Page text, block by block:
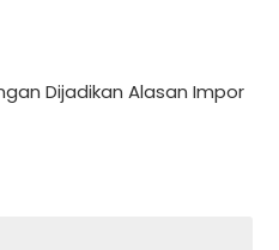
Dijadikan Alasan Impor